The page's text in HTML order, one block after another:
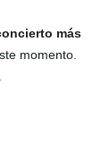
más
momento.